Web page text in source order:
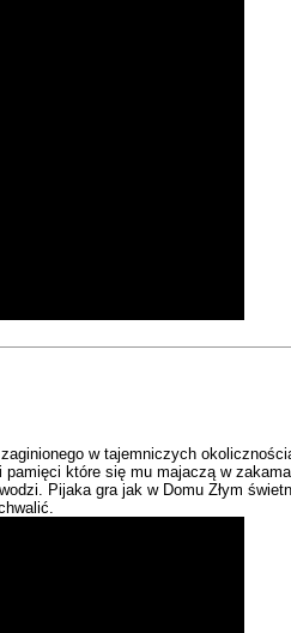
w tajemniczych
które się mu majaczą w
Pijaka gra jak w Domu Złym